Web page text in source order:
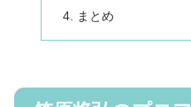
まとめ